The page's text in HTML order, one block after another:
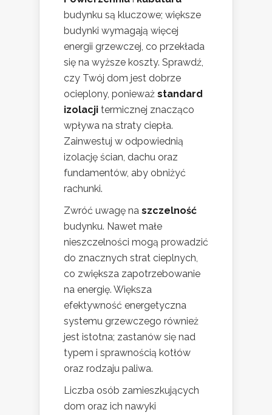
budynku są kluczowe; większe
budynki wymagają więcej
energii grzewczej, co przekłada
się na wyższe koszty. Sprawdź,
czy Twój dom jest dobrze
ocieplony, ponieważ standard
izolacji termicznej znacząco
wpływa na straty ciepła.
Zainwestuj w odpowiednią
izolację ścian, dachu oraz
fundamentów, aby obniżyć
rachunki.
Zwróć uwagę na szczelność
budynku. Nawet małe
nieszczelności mogą prowadzić
do znacznych strat cieplnych,
co zwiększa zapotrzebowanie
na energię. Większa
efektywność energetyczna
systemu grzewczego również
jest istotna; zastanów się nad
typem i sprawnością kotłów
oraz rodzaju paliwa.
Liczba osób zamieszkujących
dom oraz ich nawyki